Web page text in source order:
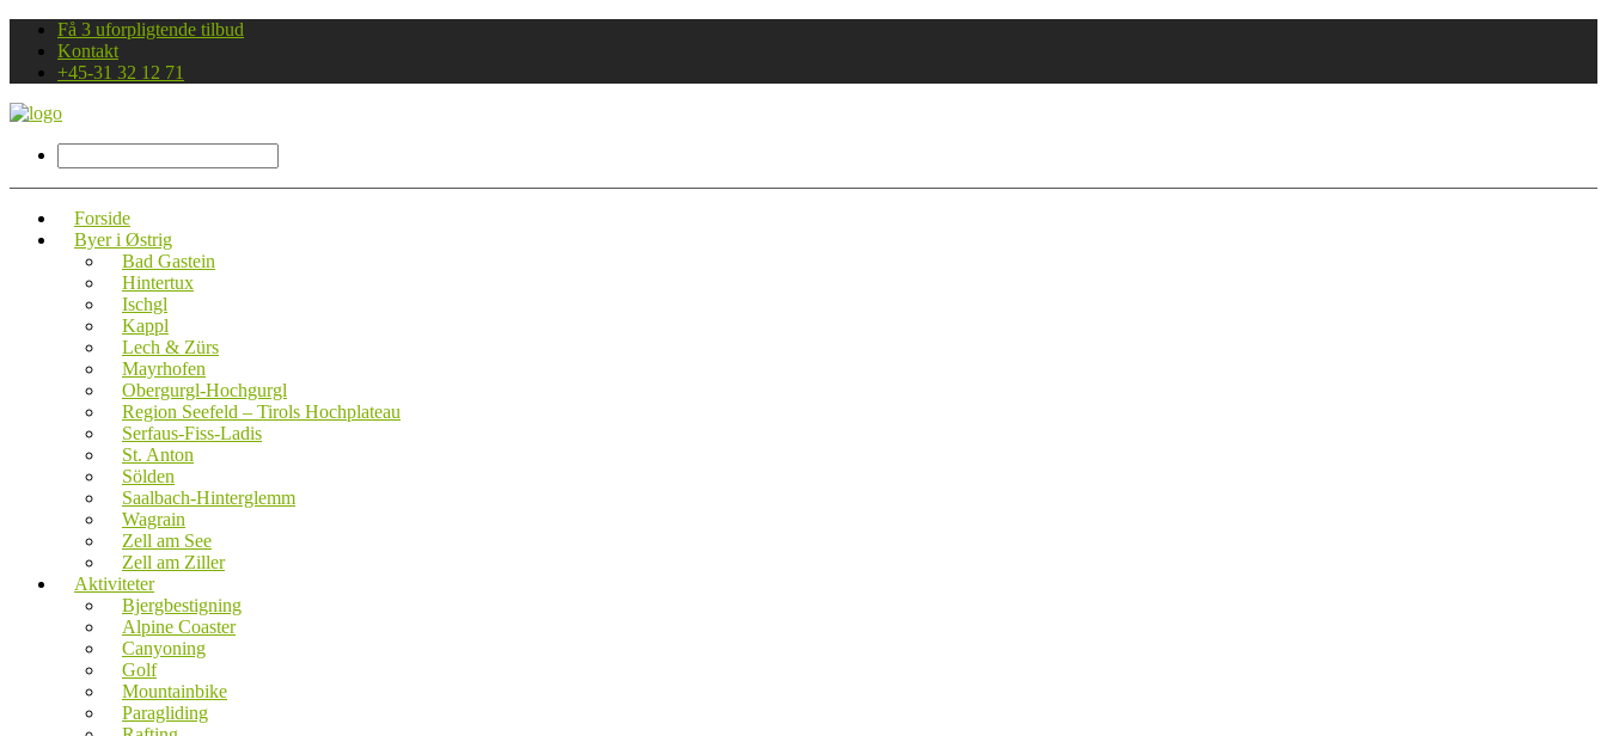
Få 3 uforpligtende tilbud
Kontakt
+45-31 32 12 71
Forside
Byer i Østrig
Bad Gastein
Hintertux
Ischgl
Kappl
Lech & Zürs
Mayrhofen
Obergurgl-Hochgurgl
Region Seefeld – Tirols Hochplateau
Serfaus-Fiss-Ladis
St. Anton
Sölden
Saalbach-Hinterglemm
Wagrain
Zell am See
Zell am Ziller
Aktiviteter
Bjergbestigning
Alpine Coaster
Canyoning
Golf
Mountainbike
Paragliding